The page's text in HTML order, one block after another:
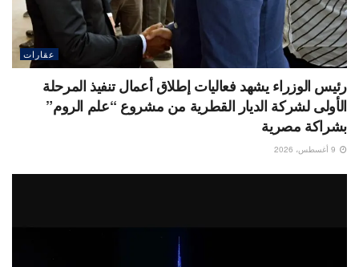
عقارات
رئيس الوزراء يشهد فعاليات إطلاق أعمال تنفيذ المرحلة
الأولى لشركة الديار القطرية من مشروع “علم الروم”
بشراكة مصرية